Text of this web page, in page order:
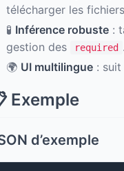
télécharger les
🧪 Inférence robuste :
gestion des
required .
🌍 UI multilingue :
Exemple
d’exemple